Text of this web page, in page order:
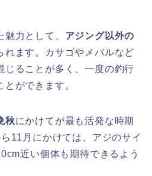
力として、 アジング以外の
れます。カサゴやメバルなど
じることが多く、一度の釣行
ができます。
秋にかけてが最も活発な時期
11月にかけては、アジのサイ
近い個体も期待できるよう